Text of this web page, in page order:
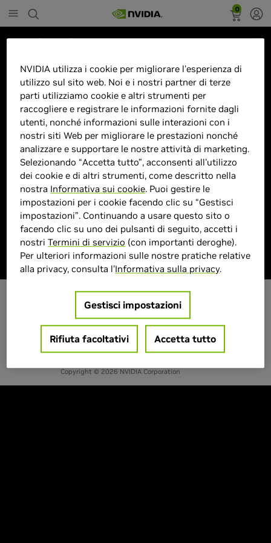
0
Marketplace
ROG Swift PG49WCD Monitor PC
124,5 cm (49") 5120 x 1440 Pixel
OLED Nero
> Display :
> di 46 pollici"| 2880 x 1800 |
> MPN : P904302
Prodotto esaurito
IT - ITALIA
Privacy Termini di servizio Contatti
Copyright © 2026 NVIDIA Corporation
NVIDIA utilizza i cookie per migliorare l'esperienza di
utilizzo sul sito web. Noi e i nostri partner di terze
parti utilizziamo cookie e altri strumenti per
raccogliere e registrare le informazioni fornite dagli
utenti, nonché informazioni sulle interazioni con i
nostri siti Web per migliorare le prestazioni nonché
analizzare e supportare le nostre attività di marketing.
Selezionando “Accetta tutto”, acconsenti all'utilizzo
dei cookie e di altri strumenti, come descritto nella
nostra Informativa sui cookie. Puoi gestire le
impostazioni per i cookie facendo clic su “Gestisci
impostazioni”. Continuando a usare questo sito o
facendo clic su uno dei pulsanti di seguito, accetti i
nostriTermini di servizio (con importanti deroghe).
Per ulteriori informazioni sulle nostre pratiche relative
alla privacy, consulta l'Informativa sulla privacy.
Gestisci impostazioni
Rifiuta facoltativi Accetta tutto